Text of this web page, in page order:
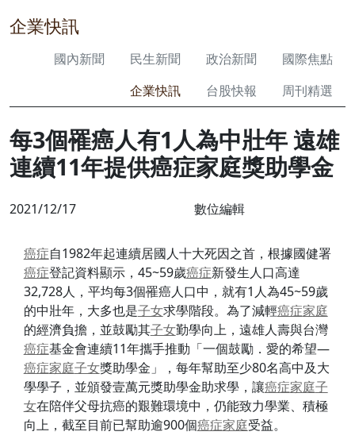
企業快訊
國內新聞 民生新聞 政治新聞
國際焦點
企業快訊
台股快報 周刊精選
每3個罹癌人有1人為中壯年 遠雄
連續11年提供癌症家庭獎助學金
2021/12/17 數位編輯
癌症自1982年起連續居國人十大死因之首，根據國健署
癌症登記資料顯示，45~59歲癌症新發生人口高達
32,728人，平均每3個罹癌人口中，就有1人為45~59歲
的中壯年，大多也是子女求學階段。為了減輕癌症家庭
的經濟負擔，並鼓勵其子女勤學向上，遠雄人壽與台灣
癌症基金會連續11年攜手推動「一個鼓勵．愛的希望—
癌症家庭子女獎助學金」，每年幫助至少80名高中及大
學學子，並頒發壹萬元獎助學金助求學，讓癌症家庭子
女在陪伴父母抗癌的艱難環境中，仍能致力學業、積極
向上，截至目前已幫助逾900個癌症家庭受益。